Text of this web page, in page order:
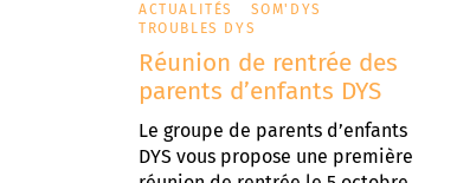
ACTUALITÉS
SOM'DYS
TROUBLES DYS
Réunion de rentrée des
parents d’enfants DYS
Le groupe de parents d’enfants
DYS vous propose une première